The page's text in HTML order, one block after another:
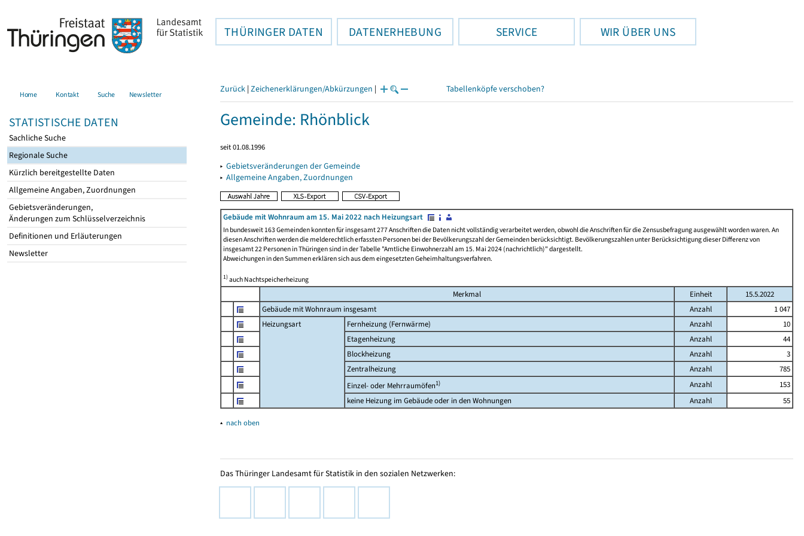
THÜRINGER DATEN DATENERHEBUNG SERVICE WIR ÜBER UNS
Home Kontakt Suche Newsletter
STATISTISCHE DATEN
Sachliche Suche
Regionale Suche
Kürzlich bereitgestellte Daten
Allgemeine Angaben, Zuordnungen
Gebietsveränderungen,
Änderungen zum Schlüsselverzeichnis
Definitionen und Erläuterungen
Newsletter
Zurück | Zeichenerklärungen/Abkürzungen | Tabellenköpfe verschoben?
Gemeinde: Rhönblick
seit 01.08.1996
▸ Gebietsveränderungen der Gemeinde
▸ Allgemeine Angaben, Zuordnungen
Gebäude mit Wohnraum am 15. Mai 2022 nach Heizungsart
In bundesweit 163 Gemeinden konnten für insgesamt 277 Anschriften die Daten nicht vollständig verarbeitet werden, obwohl die Anschriften für die Zensusbefragung ausgewählt worden waren. An
diesen Anschriften werden die melderechtlich erfassten Personen bei der Bevölkerungszahl der Gemeinden berücksichtigt. Bevölkerungszahlen unter Berücksichtigung dieser Differenz von
insgesamt 22 Personen in Thüringen sind in der Tabelle "Amtliche Einwohnerzahl am 15. Mai 2024 (nachrichtlich)" dargestellt.
Abweichungen in den Summen erklären sich aus dem eingesetzten Geheimhaltungsverfahren.
1)auch Nachtspeicherheizung
Merkmal Einheit
15.5.2022
Gebäude mit Wohnraum insgesamt
Anzahl
1 047
Heizungsart
Fernheizung (Fernwärme) Anzahl
10
Etagenheizung
Anzahl
44
Blockheizung
Anzahl
3
Zentralheizung
Anzahl
785
Einzel- oder Mehrraumöfen1) Anzahl
153
keine Heizung im Gebäude oder in den Wohnungen
Anzahl 55
▴ nach oben
Das Thüringer Landesamt für Statistik in den sozialen Netzwerken: